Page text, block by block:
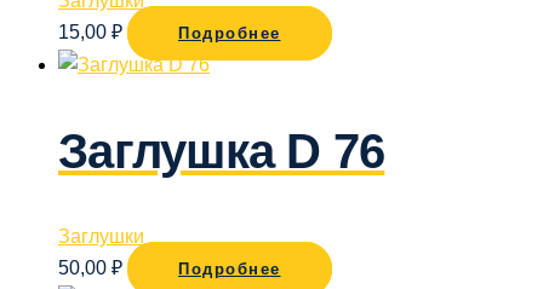
15,00 ₽ Подробнее
Заглушка D 76
Заглушки
50,00 ₽ Подробнее